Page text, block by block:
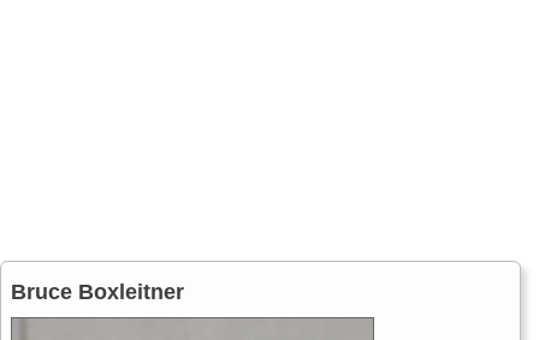
Bruce Boxleitner